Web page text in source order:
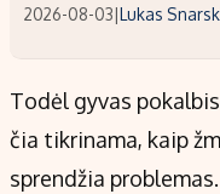
2026-08-03|Lukas
Todėl gyvas
čia tikrinama, kaip
sprendžia problemas.